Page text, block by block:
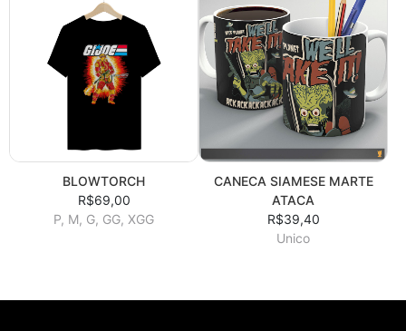
BLOWTORCH
R$69,00
P, M, G, GG, XGG
CANECA SIAMESE MARTE
ATACA
R$39,40
Unico